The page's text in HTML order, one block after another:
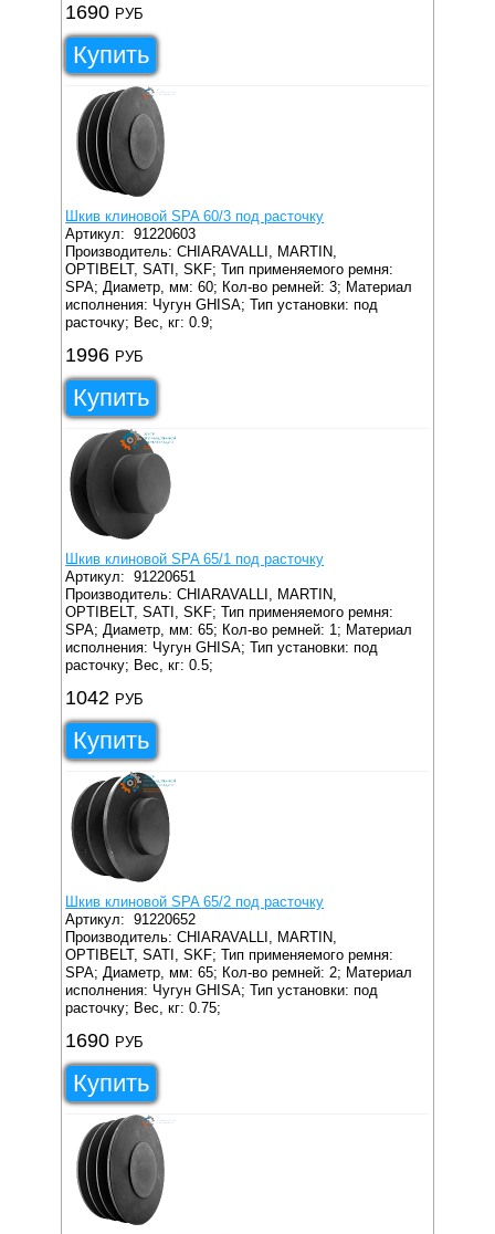
1690 РУБ
Купить
Шкив клиновой SPA 60/3 под расточку
Артикул:91220603
Производитель: CHIARAVALLI, MARTIN,
OPTIBELT, SATI, SKF; Тип применяемого ремня:
SPA; Диаметр, мм: 60; Кол-во ремней: 3; Материал
исполнения: Чугун GHISA; Тип установки: под
расточку; Вес, кг: 0.9;
1996 РУБ
Купить
Шкив клиновой SPA 65/1 под расточку
Артикул:91220651
Производитель: CHIARAVALLI, MARTIN,
OPTIBELT, SATI, SKF; Тип применяемого ремня:
SPA; Диаметр, мм: 65; Кол-во ремней: 1; Материал
исполнения: Чугун GHISA; Тип установки: под
расточку; Вес, кг: 0.5;
1042 РУБ
Купить
Шкив клиновой SPA 65/2 под расточку
Артикул:91220652
Производитель: CHIARAVALLI, MARTIN,
OPTIBELT, SATI, SKF; Тип применяемого ремня:
SPA; Диаметр, мм: 65; Кол-во ремней: 2; Материал
исполнения: Чугун GHISA; Тип установки: под
расточку; Вес, кг: 0.75;
1690 РУБ
Купить